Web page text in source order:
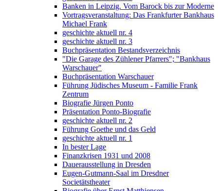
Banken in Leipzig. Vom Barock bis zur Moderne
Vortragsveranstaltung: Das Frankfurter Bankhaus
Michael Frank
geschichte aktuell nr. 4
geschichte aktuell nr. 3
Buchpräsentation Bestandsverzeichnis
"Die Garage des Zühlener Pfarrers"; "Bankhaus
Warschauer"
Buchpräsentation Warschauer
Führung Jüdisches Museum - Familie Frank
Zentrum
Biografie Jürgen Ponto
Präsentation Ponto-Biografie
geschichte aktuell nr. 2
Führung Goethe und das Geld
geschichte aktuell nr. 1
In bester Lage
Finanzkrisen 1931 und 2008
Dauerausstellung in Dresden
Eugen-Gutmann-Saal im Dresdner
Societätstheater